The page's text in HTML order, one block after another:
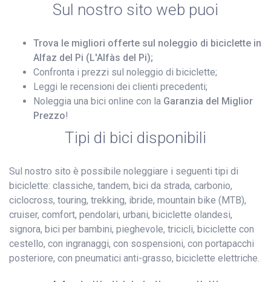
Sul nostro sito web puoi
Trova le migliori offerte sul noleggio di biciclette in
Alfaz del Pi (L'Alfàs del Pi);
Confronta i prezzi sul noleggio di biciclette;
Leggi le recensioni dei clienti precedenti;
Noleggia una bici online con la Garanzia del Miglior
Prezzo!
Tipi di bici disponibili
Sul nostro sito è possibile noleggiare i seguenti tipi di
biciclette: classiche, tandem, bici da strada, carbonio,
ciclocross, touring, trekking, ibride, mountain bike (MTB),
cruiser, comfort, pendolari, urbani, biciclette olandesi,
signora, bici per bambini, pieghevole, tricicli, biciclette con
cestello, con ingranaggi, con sospensioni, con portapacchi
posteriore, con pneumatici anti-grasso, biciclette elettriche.